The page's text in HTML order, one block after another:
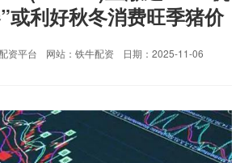
或利好秋冬消费旺季猪价
资平台 网站：铁牛配资
日期：2025-11-06